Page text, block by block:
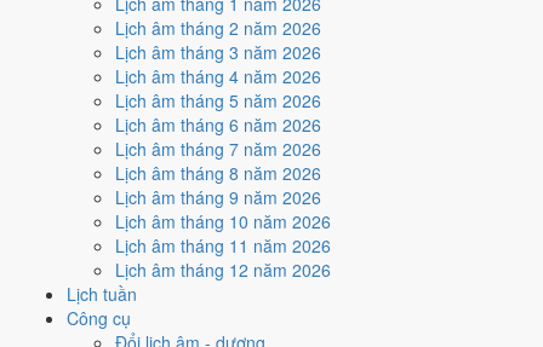
Lịch âm tháng 2 năm 2026
Lịch âm tháng 3 năm 2026
Lịch âm tháng 4 năm 2026
Lịch âm tháng 5 năm 2026
Lịch âm tháng 6 năm 2026
Lịch âm tháng 7 năm 2026
Lịch âm tháng 8 năm 2026
Lịch âm tháng 9 năm 2026
Lịch âm tháng 10 năm 2026
Lịch âm tháng 11 năm 2026
Lịch âm tháng 12 năm 2026
Lịch tuần
Công cụ
Đổi lịch âm - dương
Nhập trạch - vào nhà mới
Trung bình
Nhập trạch - vào nhà mới hôm nay ở
nhờ hợp Sao Bích, nhưng Ngày Hắc Đạo kéo giảm điểm.
Cách tính ngày tốt
Mua xe - tậu xe
Trung bình
Mua xe - tậu xe hôm nay ởmức trung bình (5/10)
, nhưng Ngày Hắc Đạo kéo giảm điểm.
Cách tính ngày tốt
✈️
Xuất hành - đi xa
5 /10Trung bình
Xuất hành - đi xa hôm nay ở